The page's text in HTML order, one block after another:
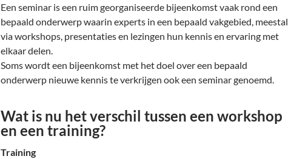
Een seminar is een ruim georganiseerde bijeenkomst vaak rond een
bepaald onderwerp waarin experts in een bepaald vakgebied, meestal
via workshops, presentaties en lezingen hun kennis en ervaring met
elkaar delen.
Soms wordt een bijeenkomst met het doel over een bepaald
onderwerp nieuwe kennis te verkrijgen ook een seminar genoemd.
Wat is nu het verschil tussen een workshop
en een training?
Training